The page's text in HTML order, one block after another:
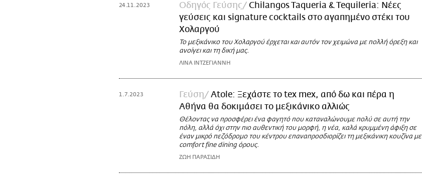
24.11.2023 Οδηγός Γεύσης
Chilangos Taqueria & Tequileria: Νέες
γεύσεις και signature cocktails στο αγαπημένο στέκι του
Χολαργού
To μεξικάνικο του Χολαργού έρχεται και αυτόν τον χειμώνα με πολλή όρεξη και
ανοίγει και τη δική μας.
ΛΙΝΑ ΙΝΤΖΕΓΙΑΝΝΗ
1.7.2023 Γεύση
Atole: Ξεχάστε το tex mex, από δω και πέρα η
Αθήνα θα δοκιμάσει το μεξικάνικο αλλιώς
Θέλοντας να προσφέρει ένα φαγητό που καταναλώνουμε πολύ σε αυτή την
πόλη, αλλά όχι στην πιο αυθεντική του μορφή, η νέα, καλά κρυμμένη άφιξη σε
έναν μικρό πεζόδρομο του κέντρου επαναπροσδιορίζει τη μεξικάνικη κουζίνα με
comfort fine dining όρους.
ΖΩΗ ΠΑΡΑΣΙΔΗ